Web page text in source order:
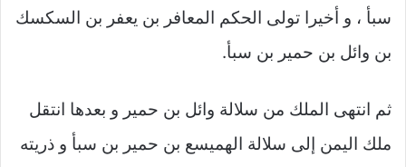
سبأ ، و أخيرا تولى الحكم المعافر بن يعفر بن السكسك
بن وائل بن حمير بن سبأ.
ثم انتهى الملك من سلالة وائل بن حمير و بعدها انتقل
ملك اليمن إلى سلالة الهميسع بن حمير بن سبأ و ذريته